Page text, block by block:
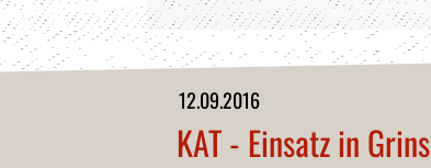
12.09.2016
KAT - Einsatz in Grins